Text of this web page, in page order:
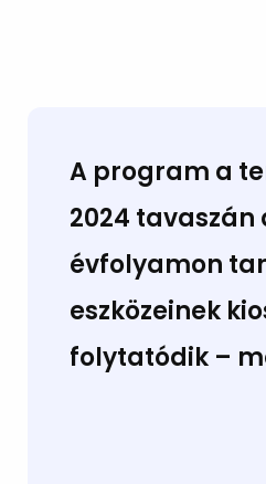
A program a
2024 tavaszán
évfolyamon
eszközeinek
folytatódik–